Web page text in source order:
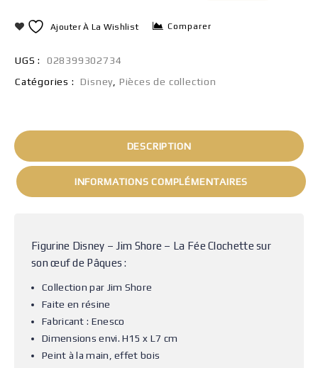
Ajouter À La Wishlist Comparer
UGS :
028399302734
Catégories :
Disney Pièces de collection
DESCRIPTION
INFORMATIONS COMPLÉMENTAIRES
Figurine Disney – Jim Shore – La Fée Clochette sur
son œuf de Pâques :
Collection par Jim Shore
Faite en résine
Fabricant : Enesco
Dimensions envi. H15 x L7 cm
Peint à la main, effet bois